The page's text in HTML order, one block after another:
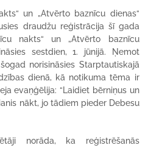
un „Atvērto baznīcu dienas“
draudžu reģistrācija šī gada
nakts“ un „Atvērto baznīcu
sestdien, 1. jūnijā. Ņemot
norisināsies Starptautiskajā
dienā, kā notikuma tēma ir
evaņģēlija: “Laidiet bērniņus un
nākt, jo tādiem pieder Debesu
norāda, ka reģistrēšanās